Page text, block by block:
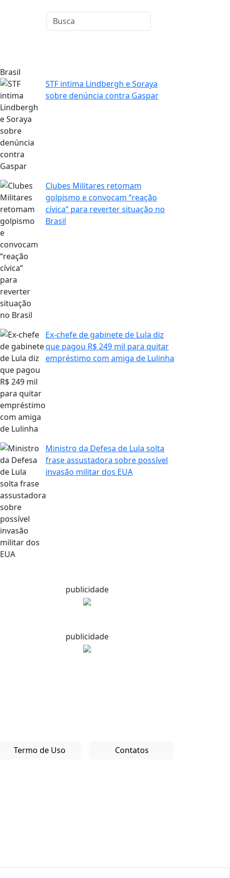
Brasil
STF intima Lindbergh e Soraya
sobre denúncia contra Gaspar
Clubes Militares retomam
golpismo e convocam “reação
cívica” para reverter situação no
Brasil
Ex-chefe de gabinete de Lula diz
que pagou R$ 249 mil para quitar
empréstimo com amiga de Lulinha
Ministro da Defesa de Lula solta
frase assustadora sobre possível
invasão militar dos EUA
publicidade
publicidade
Termo de Uso Contatos